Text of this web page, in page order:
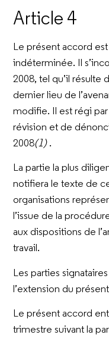
Article 4
Le présent accord
indéterminée. Il
2008, tel qu’il résulte
dernier lieu de
modifie. Il est régi
révision et de
2008(1).
La partie la plus
notifiera le texte de
organisations
l’issue de la
aux dispositions de
travail.
Les parties
l’extension du
Le présent accord
trimestre suivant la